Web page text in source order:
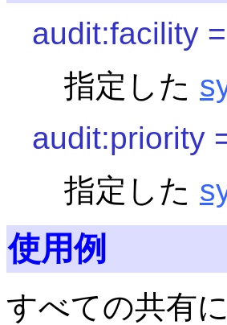
audit:facility
指定した
audit:priority
指定した
使用例
すべての共有